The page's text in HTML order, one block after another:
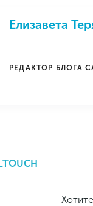
Елизавета
РЕДАКТОР БЛОГА